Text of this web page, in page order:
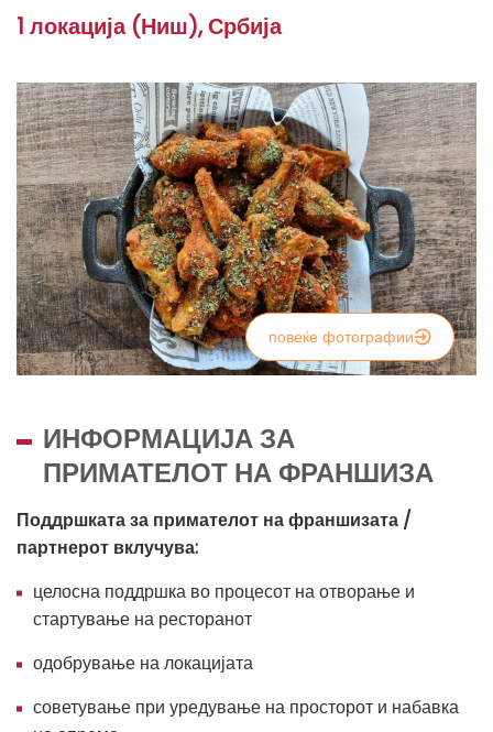
1 локација (Ниш), Србија
повеќе фотографии
ИНФОРМАЦИЈА ЗА
ПРИМАТЕЛОТ НА ФРАНШИЗА
Поддршката за примателот на франшизата /
партнерот вклучува:
целосна поддршка во процесот на отворање и
стартување на ресторанот
одобрување на локацијата
советување при уредување на просторот и набавка